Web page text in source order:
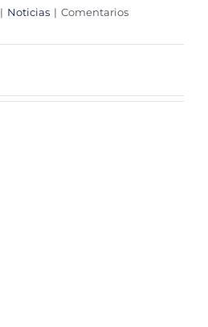
| Noticias | Comentarios